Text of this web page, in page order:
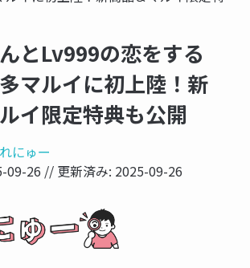
んとLv999の恋をする
マルイに初上陸！新
イ限定特典も公開
にゅー
09-26 // 更新済み: 2025-09-26